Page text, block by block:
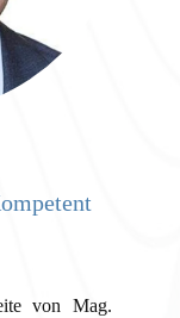
von Mag.